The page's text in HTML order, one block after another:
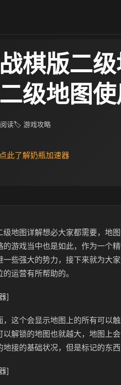
棋版二
级地图
读🏷 游戏攻略
此了解奶瓶加速器
级地图详解想必大家都需要，地
的游戏当中也是如此，作为一个
一些强大的势力，接下来就为大
运营有所帮助的。
]
，这个会显示地图上的所有可以
以解锁的地图也就越大，地图上
地接的基础状况，但是标记的东
]